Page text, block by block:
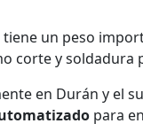
un peso
corte y
en Durán y el
para